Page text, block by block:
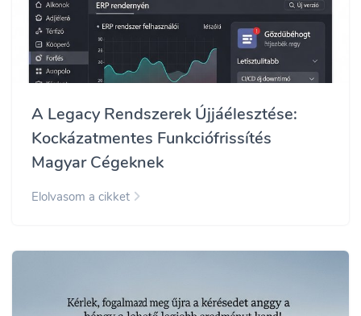
A Legacy Rendszerek Újjáélesztése:
Kockázatmentes Funkciófrissítés
Magyar Cégeknek
Elolvasom a cikket